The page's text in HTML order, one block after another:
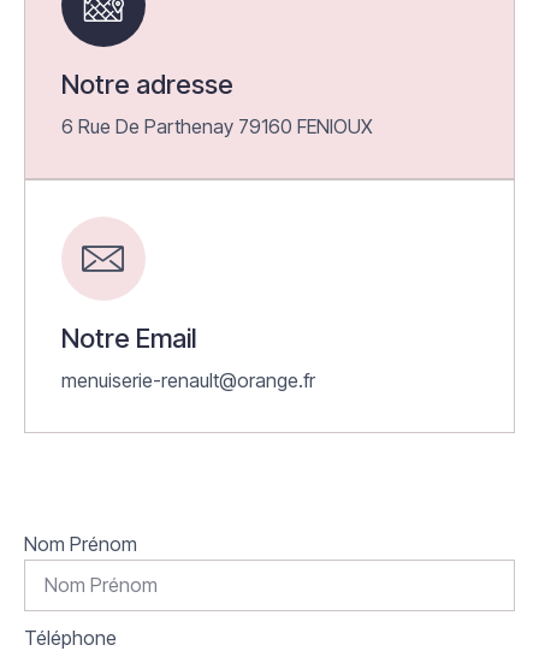
Notre adresse
6 Rue De Parthenay 79160 FENIOUX
Notre Email
menuiserie-renault@orange.fr
Nom Prénom
Téléphone